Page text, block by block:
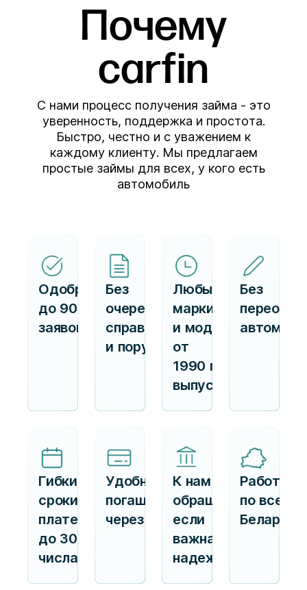
Почему
carfin
С нами процесс получения займа - это
уверенность, поддержка и простота.
Быстро, честно и с уважением к
каждому клиенту. Мы предлагаем
простые займы для всех, у кого есть
автомобиль
Одобряем
до 90%
заявок
Без
очередей,
справок
и поручителей
Любые
марки
и модели
от
1990 г.
выпуска
Без
Гибкие
сроки
платежа —
до 30
числа
Удобное
погашение
через ЕРИП
К нам
обращаются,
если
важна
надежность
Работаем
по всей
Беларуси